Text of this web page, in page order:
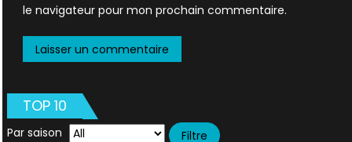
le navigateur pour mon prochain commentaire.
TOP 10
Par saison